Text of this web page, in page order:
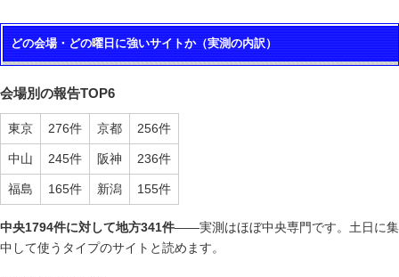
どの会場・どの曜日に強いサイトか（実測の内訳）
会場別の報告TOP6
東京 276件 京都 256件
中山 245件 阪神 236件
福島 165件 新潟 155件
中央1794件に対して地方341件——実測はほぼ中央専門です。土日に集
中して使うタイプのサイトと読めます。